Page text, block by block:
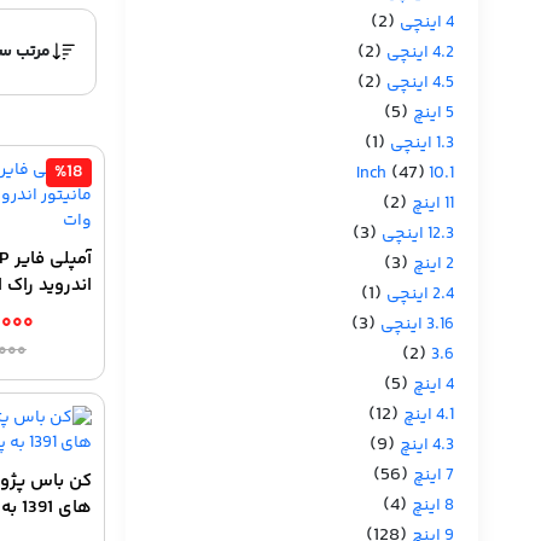
4 اینچی (2)
4.2 اینچی (2)
4.5 اینچی (2)
5 اینچ (5)
1.3 اینچی (1)
10.1 Inch
(47)
11 اینچ (2)
12.3 اینچی (3)
2 اینچ (3)
2.4 اینچی (1)
3.16 اینچی (3)
3.6
(2)
4 اینچ (5)
4.1 اینچ (12)
4.3 اینچ (9)
7 اینچ (56)
8 اینچ (4)
%18
اندروید راک
های 1391 به پایین